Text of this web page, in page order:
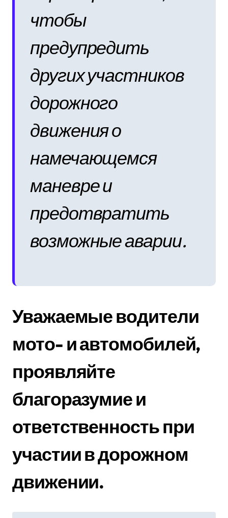
чтобы
предупредить
других участников
дорожного
движения о
намечающемся
маневре и
предотвратить
возможные аварии.
Уважаемые водители
мото- и автомобилей,
проявляйте
благоразумие и
ответственность при
участии в дорожном
движении.